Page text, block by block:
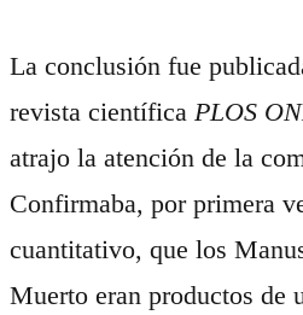
La conclusión fue
revista científica PLOS
atrajo la atención de la
Confirmaba, por primera
cuantitativo, que los
Muerto eran productos de